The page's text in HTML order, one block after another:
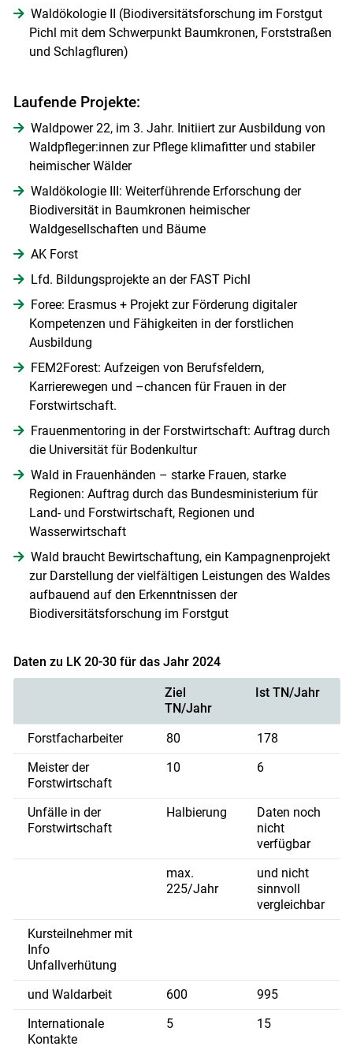
Skip to main content
Waldökologie II (Biodiversitätsforschung im Forstgut
Pichl mit dem Schwerpunkt Baumkronen, Forststraßen
und Schlagfluren)
Laufende Projekte:
Waldpower 22, im 3. Jahr. Initiiert zur Ausbildung von
Waldpfleger:innen zur Pflege klimafitter und stabiler
heimischer Wälder
Waldökologie III: Weiterführende Erforschung der
Biodiversität in Baumkronen heimischer
Waldgesellschaften und Bäume
AK Forst
Lfd. Bildungsprojekte an der FAST Pichl
Foree: Erasmus + Projekt zur Förderung digitaler
Kompetenzen und Fähigkeiten in der forstlichen
Ausbildung
FEM2Forest: Aufzeigen von Berufsfeldern,
Karrierewegen und –chancen für Frauen in der
Forstwirtschaft.
Frauenmentoring in der Forstwirtschaft: Auftrag durch
die Universität für Bodenkultur
Wald in Frauenhänden – starke Frauen, starke
Regionen: Auftrag durch das Bundesministerium für
Land- und Forstwirtschaft, Regionen und
Wasserwirtschaft
Wald braucht Bewirtschaftung, ein Kampagnenprojekt
zur Darstellung der vielfältigen Leistungen des Waldes
aufbauend auf den Erkenntnissen der
Biodiversitätsforschung im Forstgut
Daten zu LK 20-30 für das Jahr 2024
Ziel
TN/Jahr
Ist TN/Jahr
Forstfacharbeiter 80
178
Meister der
Forstwirtschaft
10 6
Unfälle in der
Forstwirtschaft
Halbierung
Daten noch
nicht
verfügbar
max.
225/Jahr
und nicht
sinnvoll
vergleichbar
Kursteilnehmer mit
Info
Unfallverhütung
und Waldarbeit
600
995
Internationale
Kontakte
5 15